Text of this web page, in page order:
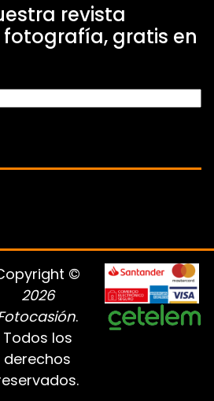
revista
gratis en
©
2026
.
Todos los
derechos